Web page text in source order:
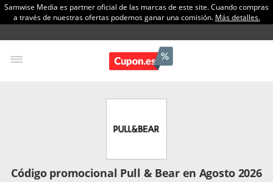
Samwise Media es partner oficial de las marcas de este site. Cuando compras
a través de nuestras ofertas podemos ganar una comisión. Más detalles.
Código promocional Pull & Bear en Agosto 2026